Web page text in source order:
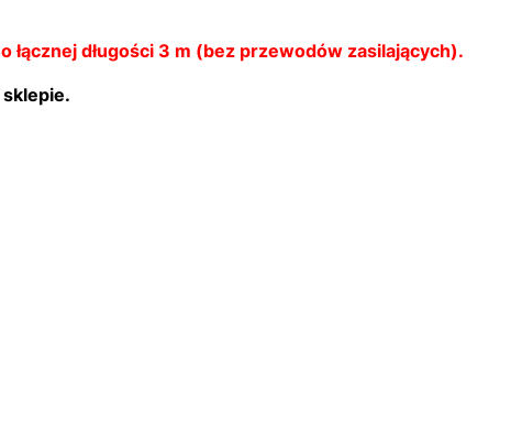
długości 3 m (bez przewodów zasilających).